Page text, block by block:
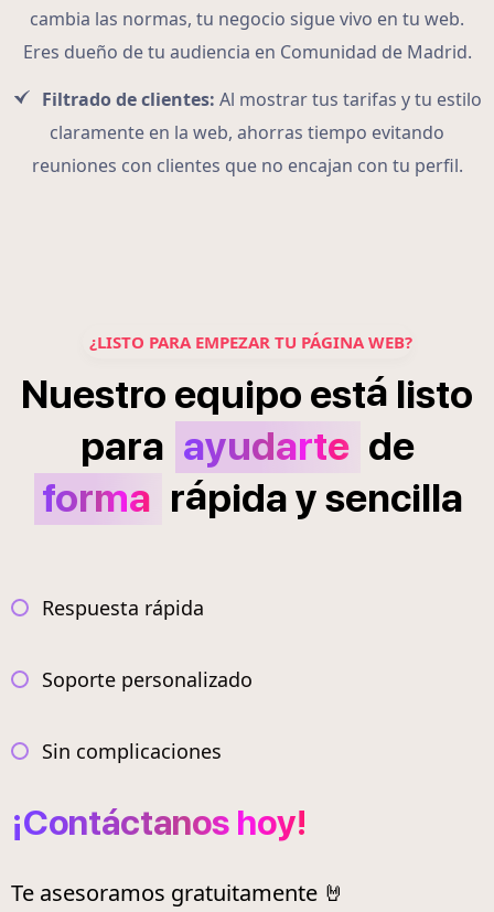
cambia las normas, tu negocio sigue vivo en tu web.
Eres dueño de tu audiencia en Comunidad de Madrid.
Filtrado de clientes: Al mostrar tus tarifas y tu estilo
claramente en la web, ahorras tiempo evitando
reuniones con clientes que no encajan con tu perfil.
¿LISTO PARA EMPEZAR TU PÁGINA WEB?
Nuestro equipo está listo
para ayudarte de
forma rápidaysencilla
Respuesta rápida
Soporte personalizado
Sin complicaciones
¡Contáctanos hoy!
Te asesoramos gratuitamente 🤘